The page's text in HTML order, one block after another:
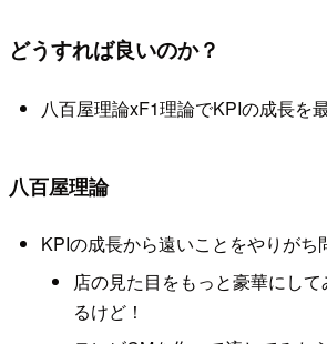
どうすれば良いのか？
八百屋理論xF1理論でKPIの成長を
八百屋理論
KPIの成長から遠いことをやりがち
店の見た目をもっと豪華にし
るけど！